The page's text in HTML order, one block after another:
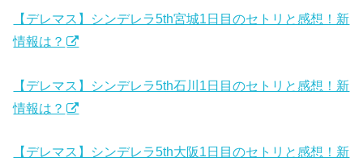
【デレマス】シンデレラ5th宮城1日目のセトリと感想！新
情報は？
【デレマス】シンデレラ5th石川1日目のセトリと感想！新
情報は？
【デレマス】シンデレラ5th大阪1日目のセトリと感想！新